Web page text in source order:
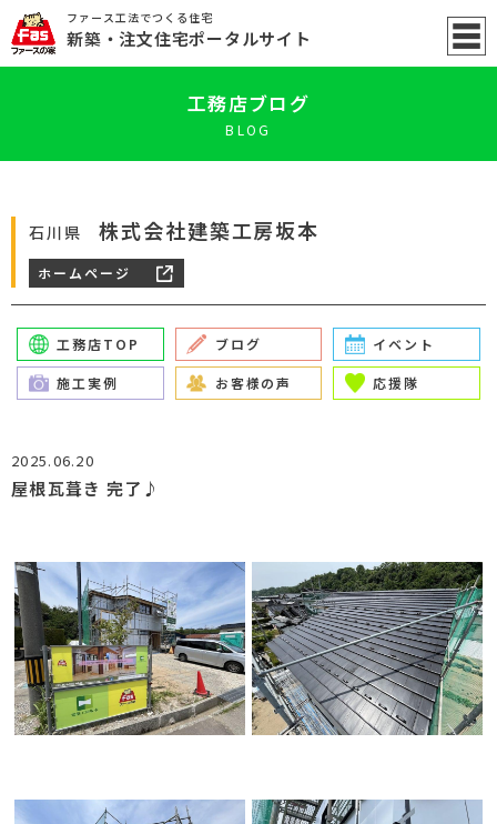
ファース工法でつくる住宅
新築 ・注文住宅ポータルサイト
工務店ブログ
BLOG
石川県 株式会社建築工房坂本
ホームページ
工務店TOP ブログ イベント
施工実例 お客様の声 応援隊
2025.06.20
屋根瓦葺き 完了♪